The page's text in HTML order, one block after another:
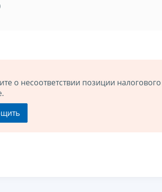
о несоответствии позиции